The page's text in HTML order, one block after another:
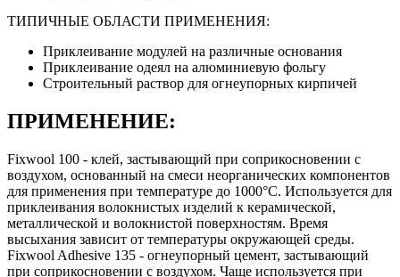
ТИПИЧНЫЕ ОБЛАСТИ ПРИМЕНЕНИЯ:
Приклеивание модулей на различные основания
Приклеивание одеял на алюминиевую фольгу
Строительный раствор для огнеупорных кирпичей
ПРИМЕНЕНИЕ:
Fixwool 100 - клей, застывающий при соприкосновении с
воздухом, основанный на смеси неорганических компонентов
для применения при температуре до 1000°C. Используется для
приклеивания волокнистых изделий к керамической,
металлической и волокнистой поверхностям. Время
высыхания зависит от температуры окружающей среды.
Fixwool Adhesive 135 - огнеупорный цемент, застывающий
при соприкосновении с воздухом. Чаще используется при